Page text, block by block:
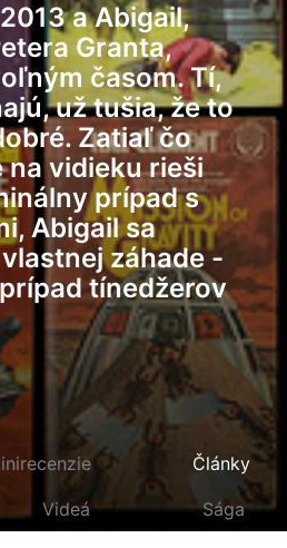
a Abigail,
Granta,
časom. Tí,
už tušia, že to
Zatiaľ čo
na vidieku rieši
prípad s
Abigail sa
záhade -
tínedžerov
Články
Videá Sága